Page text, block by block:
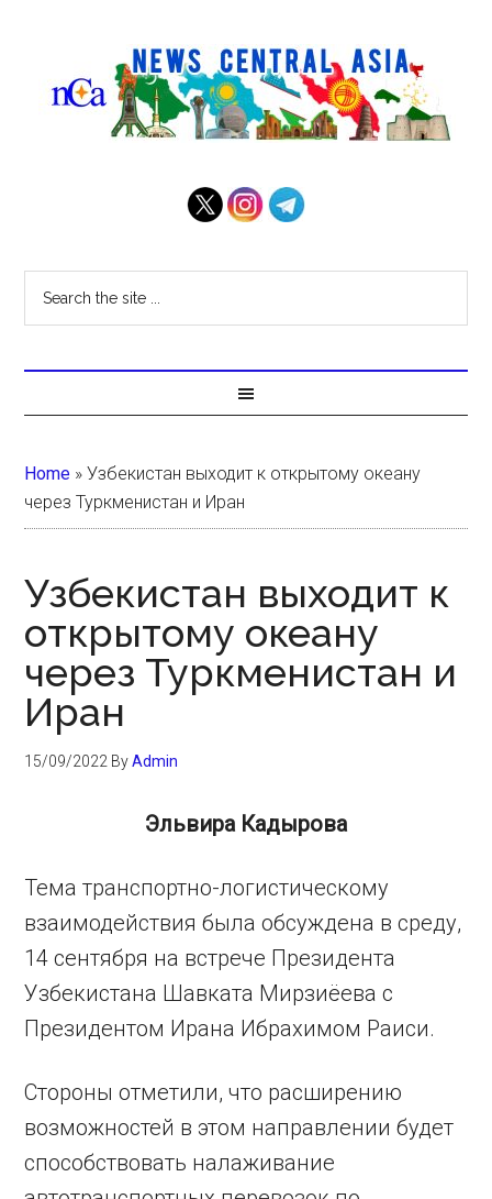
Home »Узбекистан выходит к открытому океану
через Туркменистан и Иран
Узбекистан выходит к
открытому океану
через Туркменистан и
Иран
15/09/2022 ByAdmin
Эльвира Кадырова
Тема транспортно-логистическому
взаимодействия была обсуждена в среду,
14 сентября на встрече Президента
Узбекистана Шавката Мирзиёева с
Президентом Ирана Ибрахимом Раиси.
Стороны отметили, что расширению
возможностей в этом направлении будет
способствовать налаживание